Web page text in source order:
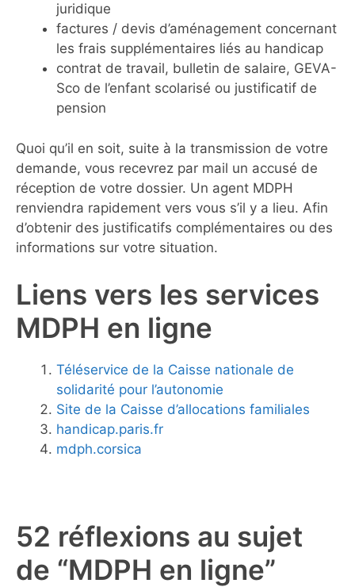
juridique
factures / devis d’aménagement concernant
les frais supplémentaires liés au handicap
contrat de travail, bulletin de salaire, GEVA-
Sco de l’enfant scolarisé ou justificatif de
pension
Quoi qu’il en soit, suite à la transmission de votre
demande, vous recevrez par mail un accusé de
réception de votre dossier. Un agent MDPH
renviendra rapidement vers vous s’il y a lieu. Afin
d’obtenir des justificatifs complémentaires ou des
informations sur votre situation.
Liens vers les services
MDPH en ligne
Téléservice de la Caisse nationale de
solidarité pour l’autonomie
Site de la Caisse d’allocations familiales
handicap.paris.fr
mdph.corsica
52 réflexions au sujet
de “MDPH en ligne”